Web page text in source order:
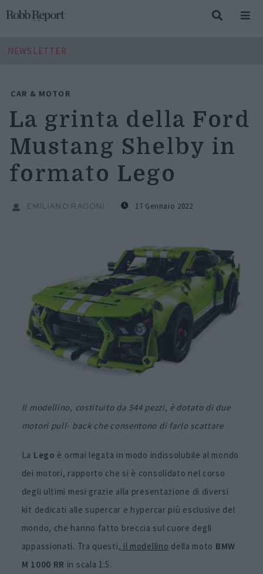
NEWSLETTER
CAR & MOTOR
La grinta della Ford
Mustang Shelby in
formato Lego
EMILIANO RAGONI 17 Gennaio 2022
Il modellino, costituito da 544 pezzi, è dotato di due
motori pull- back che consentono di farlo scattare
La Lego è ormai legata in modo indissolubile al mondo
dei motori, rapporto che si è consolidato nel corso
degli ultimi mesi grazie alla presentazione di diversi
kit dedicati alle supercar e hypercar più esclusive del
mondo, che hanno fatto breccia sul cuore degli
appassionati. Tra questi, il modellino della moto BMW
M 1000 RR in scala 1:5.